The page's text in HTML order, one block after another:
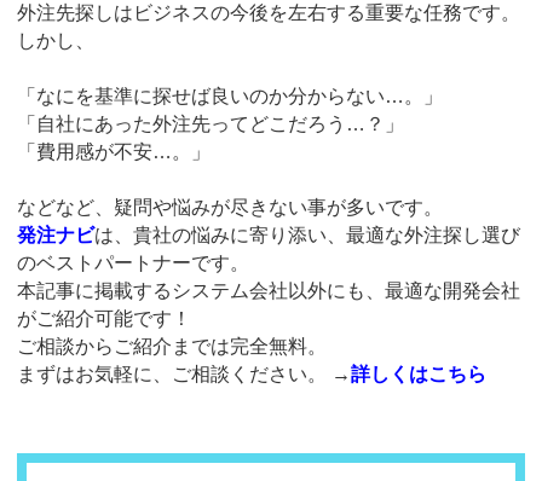
外注先探しはビジネスの今後を左右する重要な任務です。
しかし、
「なにを基準に探せば良いのか分からない…。」
「自社にあった外注先ってどこだろう…？」
「費用感が不安…。」
などなど、疑問や悩みが尽きない事が多いです。
発注ナビは、貴社の悩みに寄り添い、最適な外注探し選び
のベストパートナーです。
本記事に掲載するシステム会社以外にも、最適な開発会社
がご紹介可能です！
ご相談からご紹介までは完全無料。
まずはお気軽に、ご相談ください。
→詳しくはこちら